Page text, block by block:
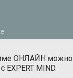
ОНЛАЙН можно
EXPERT MIND.